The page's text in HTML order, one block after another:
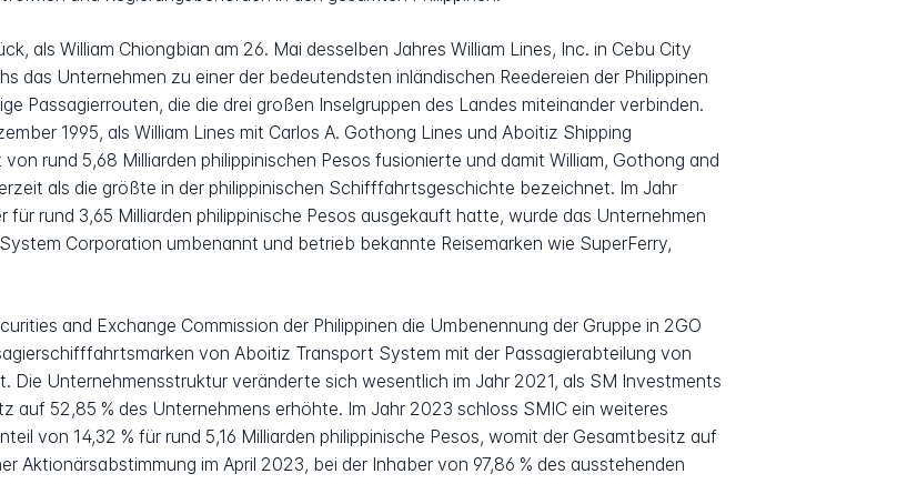
als William Chiongbian am 26. Mai desselben Jahres William Lines, Inc. in Cebu City
das Unternehmen zu einer der bedeutendsten inländischen Reedereien der Philippinen
Passagierrouten, die die drei großen Inselgruppen des Landes miteinander verbinden.
1995, als William Lines mit Carlos A. Gothong Lines und Aboitiz Shipping
rund 5,68 Milliarden philippinischen Pesos fusionierte und damit William, Gothong and
als die größte in der philippinischen Schifffahrtsgeschichte bezeichnet. Im Jahr
rund 3,65 Milliarden philippinische Pesos ausgekauft hatte, wurde das Unternehmen
Corporation umbenannt und betrieb bekannte Reisemarken wie SuperFerry,
and Exchange Commission der Philippinen die Umbenennung der Gruppe in 2GO
von Aboitiz Transport System mit der Passagierabteilung von
Die Unternehmensstruktur veränderte sich wesentlich im Jahr 2021, als SM Investments
auf 52,85 % des Unternehmens erhöhte. Im Jahr 2023 schloss SMIC ein weiteres
von 14,32 % für rund 5,16 Milliarden philippinische Pesos, womit der Gesamtbesitz auf
Aktionärsabstimmung im April 2023, bei der Inhaber von 97,86 % des ausstehenden